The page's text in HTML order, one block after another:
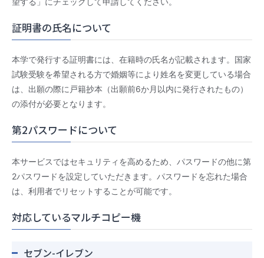
証明書の氏名について
本学で発行する証明書には、在籍時の氏名が記載されます。国家
試験受験を希望される方で婚姻等により姓名を変更している場合
は、出願の際に戸籍抄本（出願前6か月以内に発行されたもの）
の添付が必要となります。
第2パスワードについて
本サービスではセキュリティを高めるため、パスワードの他に第
2パスワードを設定していただきます。パスワードを忘れた場合
は、利用者でリセットすることが可能です。
対応しているマルチコピー機
セブン-イレブン